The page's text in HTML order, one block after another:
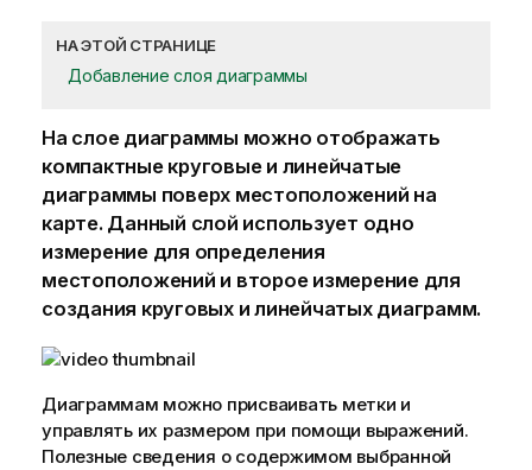
НА ЭТОЙ СТРАНИЦЕ
Добавление слоя диаграммы
На слое диаграммы можно отображать
компактные круговые и линейчатые
диаграммы поверх местоположений на
карте. Данный слой использует одно
измерениедля определения
местоположений и второе измерение для
создания круговых и линейчатых диаграмм.
Диаграммам можно присваивать метки и
управлять их размером при помощи выражений.
Полезные сведения о содержимом выбранной